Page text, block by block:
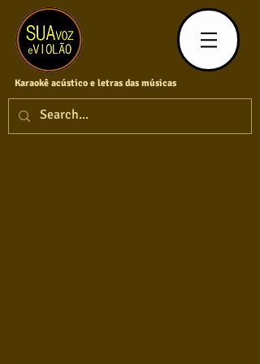
Karaokê acústico e letras das músicas